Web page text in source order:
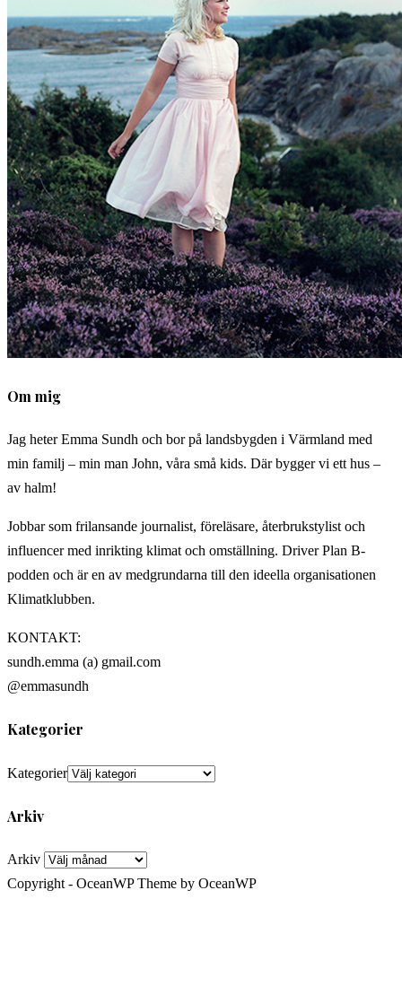
Om mig
Jag heter Emma Sundh och bor på landsbygden i Värmland med
min familj – min man John, våra små kids. Där bygger vi ett hus –
av halm!
Jobbar som frilansande journalist, föreläsare, återbrukstylist och
influencer med inrikting klimat och omställning. Driver Plan B-
podden och är en av medgrundarna till den ideella organisationen
Klimatklubben.
KONTAKT:
sundh.emma (a) gmail.com
@emmasundh
Kategorier
Kategorier
Arkiv
Arkiv
Copyright - OceanWP Theme by OceanWP